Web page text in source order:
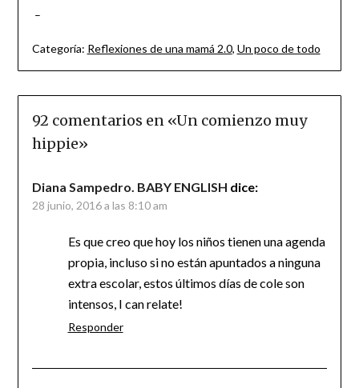
–
Categoría: Reflexiones de una mamá 2.0, Un poco de todo
92 comentarios en «Un comienzo muy
hippie»
Diana Sampedro. BABY ENGLISH dice:
28 junio, 2016 a las 8:10 am
Es que creo que hoy los niños tienen una agenda
propia, incluso si no están apuntados a ninguna
extra escolar, estos últimos días de cole son
intensos, I can relate!
Responder